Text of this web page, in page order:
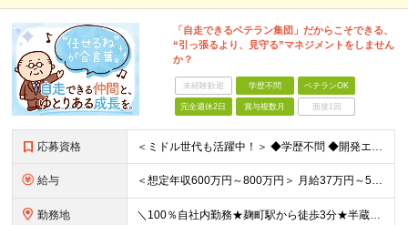
「自走できるベテラン集団」だからこそできる、
“引っ張るより、見守る”マネジメントをしません
か？
未経験歓迎 学歴不問 ベテランOK
完全週休2日 賞与複数月 面接1回
応募資格 ＜ミドル世代も活躍中！＞ ◆学歴不問 ◆開発エンジニア（サーバーサイド）における経験をお持ちの方（目安3年以上/自ら手を動かせるレベルの方を想定） ＜こんな方は歓迎です＞ ◆PHPを用いた開発経験を
給与 ＜想定年収600万円～800万円＞ 月給37万円～50万円＋賞与年2回（6月・12月） ※経験・スキル、能力を考慮して決定いたします ※残業代は全額支給いたします ※試用期間3ヶ月あり（期間中の待遇面
勤務地 ＼100％自社内勤務★麹町駅から徒歩3分★半蔵門駅から徒歩7分／ 【本社】東京都千代田区二番町11-7 住友不動産二番町ビル3F ※(変更の範囲)上記を除く当社関連勤務地